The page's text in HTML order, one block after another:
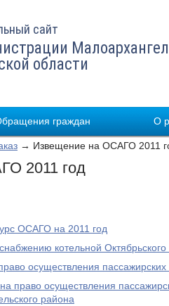
сайт
области
граждан О
→ Извещение на ОСАГО 2011
2011 год
ОСАГО на 2011 год
котельной
осуществления пассажирских
право осуществления
района